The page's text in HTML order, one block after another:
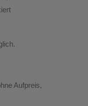
Aufpreis,